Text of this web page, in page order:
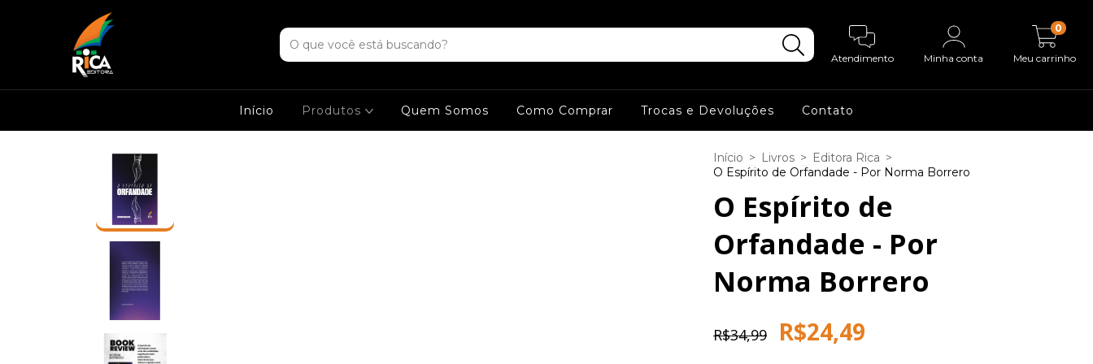
Atendimento Minha conta Meu carrinho
0
Início Produtos Quem Somos Como Comprar Trocas e Devoluções Contato
Início > Livros > Editora Rica >
O Espírito de Orfandade - Por Norma Borrero
O Espírito de
Orfandade - Por
Norma Borrero
R$34,99 R$24,49